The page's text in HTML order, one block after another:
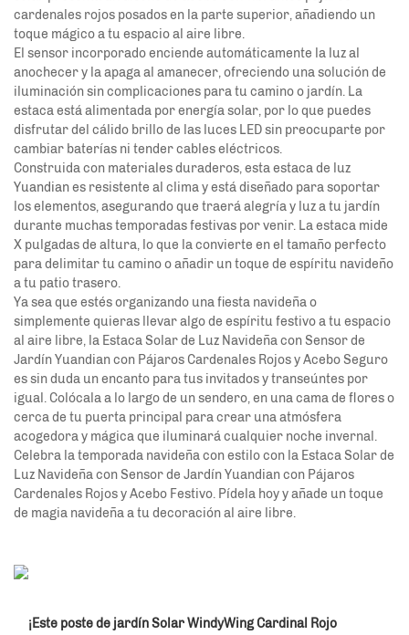
cardenales rojos posados en la parte superior, añadiendo un
toque mágico a tu espacio al aire libre.
El sensor incorporado enciende automáticamente la luz al
anochecer y la apaga al amanecer, ofreciendo una solución de
iluminación sin complicaciones para tu camino o jardín. La
estaca está alimentada por energía solar, por lo que puedes
disfrutar del cálido brillo de las luces LED sin preocuparte por
cambiar baterías ni tender cables eléctricos.
Construida con materiales duraderos, esta estaca de luz
Yuandianes resistente al clima y está diseñado para soportar
los elementos, asegurando que traerá alegría y luz a tu jardín
durante muchas temporadas festivas por venir. La estaca mide
X pulgadas de altura, lo que la convierte en el tamaño perfecto
para delimitar tu camino o añadir un toque de espíritu navideño
a tu patio trasero.
Ya sea que estés organizando una fiesta navideña o
simplemente quieras llevar algo de espíritu festivo a tu espacio
al aire libre, la Estaca Solar de Luz Navideña con Sensor de
Jardín Yuandian con Pájaros Cardenales Rojos y Acebo Seguro
es sin duda un encanto para tus invitados y transeúntes por
igual. Colócala a lo largo de un sendero, en una cama de flores o
cerca de tu puerta principal para crear una atmósfera
acogedora y mágica que iluminará cualquier noche invernal.
Celebra la temporada navideña con estilo con la Estaca Solar de
Luz Navideña con Sensor de Jardín Yuandian con Pájaros
Cardenales Rojos y Acebo Festivo. Pídela hoy y añade un toque
de magia navideña a tu decoración al aire libre.
¡Este poste de jardín Solar WindyWing Cardinal Rojo